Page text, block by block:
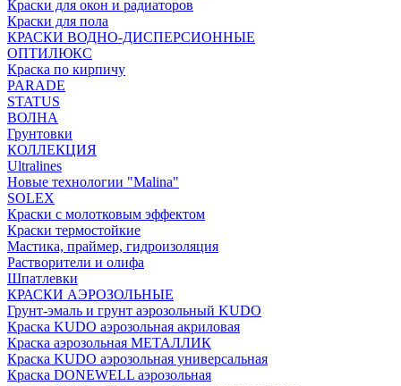
Краски для окон и радиаторов
Краски для пола
КРАСКИ ВОДНО-ДИСПЕРСИОННЫЕ
ОПТИЛЮКС
Краска по кирпичу
PARADE
STATUS
ВОЛНА
Грунтовки
КОЛЛЕКЦИЯ
Ultralines
Новые технологии "Malina"
SOLEX
Краски с молотковым эффектом
Краски термостойкие
Мастика, праймер, гидроизоляция
Растворители и олифа
Шпатлевки
КРАСКИ АЭРОЗОЛЬНЫЕ
Грунт-эмаль и грунт аэрозольный KUDO
Краска KUDO аэрозольная акриловая
Краска аэрозольная МЕТАЛЛИК
Краска KUDO аэрозольная универсальная
Краска DONEWELL аэрозольная